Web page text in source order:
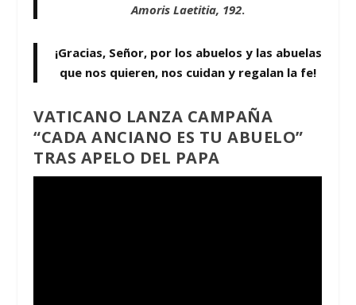
Amoris Laetitia, 192.
¡Gracias, Señor, por los abuelos y las abuelas
que nos quieren, nos cuidan y regalan la fe!
VATICANO LANZA CAMPAÑA
“CADA ANCIANO ES TU ABUELO”
TRAS APELO DEL PAPA